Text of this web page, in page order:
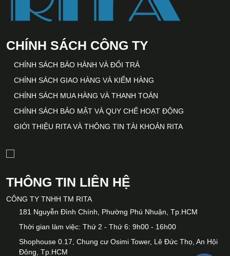
CHÍNH SÁCH CÔNG TY
CHÍNH SÁCH BẢO HÀNH VÀ ĐỔI TRẢ
CHÍNH SÁCH GIAO HÀNG VÀ KIỂM HÀNG
CHÍNH SÁCH MUA HÀNG VÀ THANH TOÁN
CHÍNH SÁCH BẢO MẬT VÀ QUY CHẾ HOẠT ĐỘNG
GIỚI THIỆU RITA VÀ THÔNG TIN TÀI KHOẢN RITA
THÔNG TIN LIÊN HỆ
CÔNG TY TNHH TM RITA
181 Nguyễn Đình Chính, Phường Phú Nhuận, Tp.HCM
Thời gian làm việc: Thứ 2 - Thứ 6: 9h00 - 16h00
Shophouse 0.17, Chung cư Osimi Tower, Lê Đức Thọ, An Hội
Đông, Tp.HCM